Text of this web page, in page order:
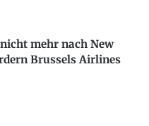
mehr nach New
Brussels Airlines